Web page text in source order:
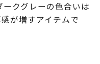
クグレーの色合いは
が増すアイテムで